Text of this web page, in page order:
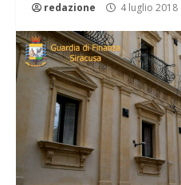
redazione 4 luglio 2018